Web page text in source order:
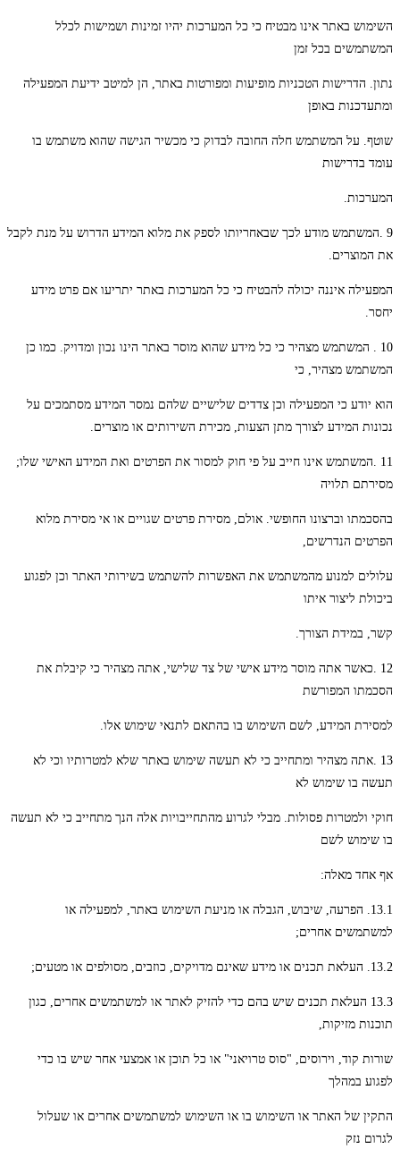
השימוש באתר אינו מבטיח כי כל המערכות יהיו זמינות ושמישות לכלל
המשתמשים בכל זמן
נתון. הדרישות הטכניות מופיעות ומפורטות באתר, הן למיטב ידיעת המפעילה
ומתעדכנות באופן
שוטף. על המשתמש חלה החובה לבדוק כי מכשיר הגישה שהוא משתמש בו
עומד בדרישות
המערכות.
9 .המשתמש מודע לכך שבאחריותו לספק את מלוא המידע הדרוש על מנת לקבל
את המוצרים.
המפעילה איננה יכולה להבטיח כי כל המערכות באתר יתריעו אם פרט מידע
יחסר.
10 . המשתמש מצהיר כי כל מידע שהוא מוסר באתר הינו נכון ומדויק. כמו כן
המשתמש מצהיר, כי
הוא יודע כי המפעילה וכן צדדים שלישיים שלהם נמסר המידע מסתמכים על
נכונות המידע לצורך מתן הצעות, מכירת השירותים או מוצרים.
11 .המשתמש אינו חייב על פי חוק למסור את הפרטים ואת המידע האישי שלו;
מסירתם תלויה
בהסכמתו וברצונו החופשי. אולם, מסירת פרטים שגויים או אי מסירת מלוא
הפרטים הנדרשים,
עלולים למנוע מהמשתמש את האפשרות להשתמש בשירותי האתר וכן לפגוע
ביכולת ליצור איתו
קשר, במידת הצורך.
12 .כאשר אתה מוסר מידע אישי של צד שלישי, אתה מצהיר כי קיבלת את
הסכמתו המפורשת
למסירת המידע, לשם השימוש בו בהתאם לתנאי שימוש אלו.
13 .אתה מצהיר ומתחייב כי לא תעשה שימוש באתר שלא למטרותיו וכי לא
תעשה בו שימוש לא
חוקי ולמטרות פסולות. מבלי לגרוע מהתחייבויות אלה הנך מתחייב כי לא תעשה
בו שימוש לשם
אף אחד מאלה:
13.1. הפרעה, שיבוש, הגבלה או מניעת השימוש באתר, למפעילה או
למשתמשים אחרים;
13.2. העלאת תכנים או מידע שאינם מדויקים, כוזבים, מסולפים או מטעים;
13.3 העלאת תכנים שיש בהם כדי להזיק לאתר או למשתמשים אחרים, כגון
תוכנות מזיקות,
שורות קוד, וירוסים, "סוס טרויאני" או כל תוכן או אמצעי אחר שיש בו כדי
לפגוע במהלך
התקין של האתר או השימוש בו או השימוש למשתמשים אחרים או שעלול
לגרום נזק